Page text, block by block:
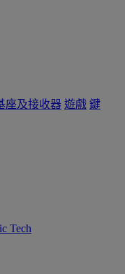
座及接收器 遊戲 鍵
Tech